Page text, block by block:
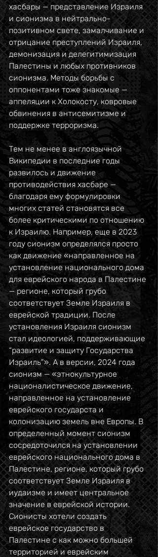
хасбары — представление Израиля
и сионизма в нейтрально-
позитивном свете, замалчивание и
отрицание преступлений Израиля,
демонизация и делегитимизация
Палестины и любых противников
сионизма. Методы борьбы с
оппонентами тоже знакомые —
аппеляции к Холокосту, ковровые
обвинения в антисемитизме и
поддержке терроризма.
Тем не менее в англоязычной
Википедии в последние годы
развилось и движение
противодействия хасбаре —
благодаря ему формулировки
многих статей становятся все
более критическими по отношению
к Израилю. Например, еще в 2023
году сионизм определялся просто
как движение «направленное на
установление национального дома
для еврейского народа в Палестине
— регионе, который грубо
соответствует Земле Израиля в
еврейской традиции. После
установления Израиля сионизм
стал идеологией, поддерживающие
“развитие и защиту Государства
Израиль”». А в версии, 2024 года
сионизм — «этнокультурное
националистическое движение,
направленное на установление
еврейского государста и
колонизацию земель вне Европы. В
определенный момент сионизм
сосредоточился на установлении
еврейского национального дома в
Палестине, регионе, который грубо
соответствует Земле Израиля в
иудаизме и имеет центральное
значение в еврейской истории.
Сионисты хотели создать
еврейское государство в
Палестине с как можно большей
территорией и еврейским